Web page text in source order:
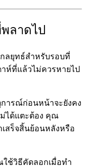
ลาดไป
ลยุทธ์สำหรับรอบที่
ห์ที่แล้วไม่ควรหายไป
การณ์ก่อนหน้าจะยังคง
ได้แตะต้อง คุณ
สร็จสิ้นย้อนหลังหรือ
ช้วิธีคัดลอกเมื่อทำ